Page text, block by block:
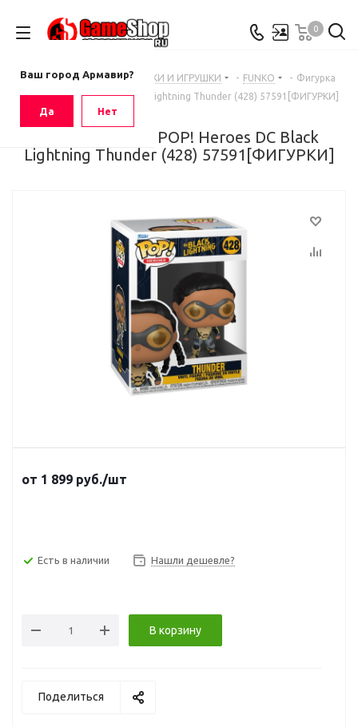
Ваш город Армавир?
Да Нет
0
Главная - Каталог - ФИГУРКИ И ИГРУШКИ - FUNKO - Фигурка
Funko POP! Heroes DC Black Lightning Thunder (428) 57591[ФИГУРКИ]
Фигурка Funko POP! Heroes DC Black
Lightning Thunder (428) 57591[ФИГУРКИ]
от 1 899 руб./шт
Есть в наличии Нашли дешевле?
В корзину
Поделиться